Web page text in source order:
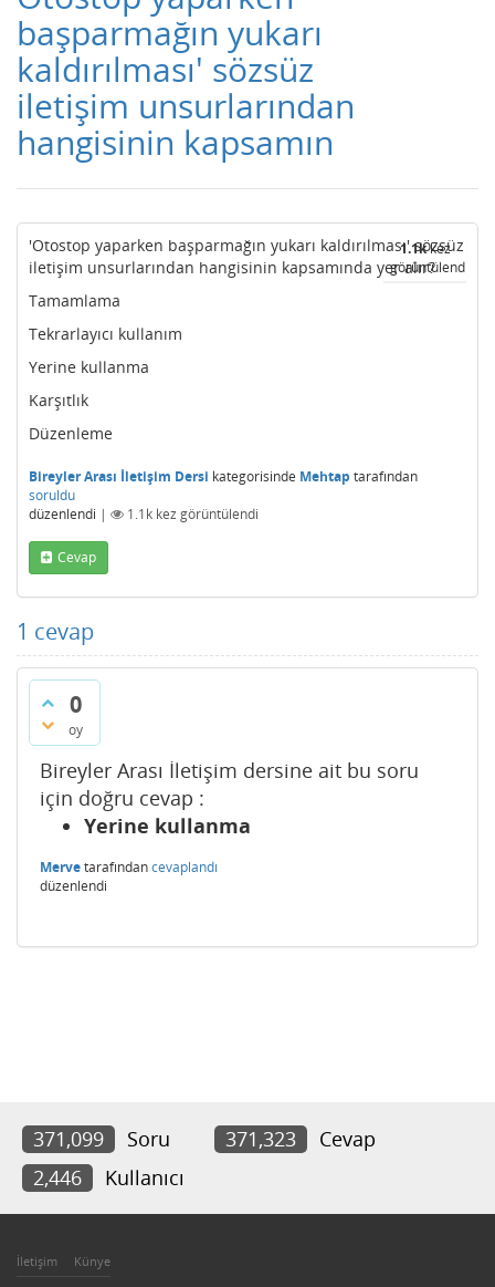
başparmağın yukarı
kaldırılması' sözsüz
iletişim unsurlarından
hangisinin kapsamın
1.1kkez
görüntülendi
'Otostop yaparken başparmağın yukarı kaldırılması' sözsüz
iletişim unsurlarından hangisinin kapsamında yer alır?
Tamamlama
Tekrarlayıcı kullanım
Yerine kullanma
Karşıtlık
Düzenleme
Bireyler Arası İletişim Dersi kategorisinde Mehtap tarafından
soruldu
düzenlendi | 1.1k kez görüntülendi
Cevap
1 cevap
0
oy
Bireyler Arası İletişim dersine ait bu soru
için doğru cevap :
Yerine kullanma
Mervetarafındancevaplandı
düzenlendi
371,099 Soru 371,323
Cevap
2,446
Kullanıcı
İletişim Künye